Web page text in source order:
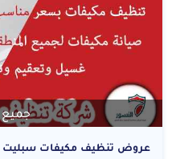
جميع
عروض تنظيف مكيفات سبليت الدمام 50 ريال